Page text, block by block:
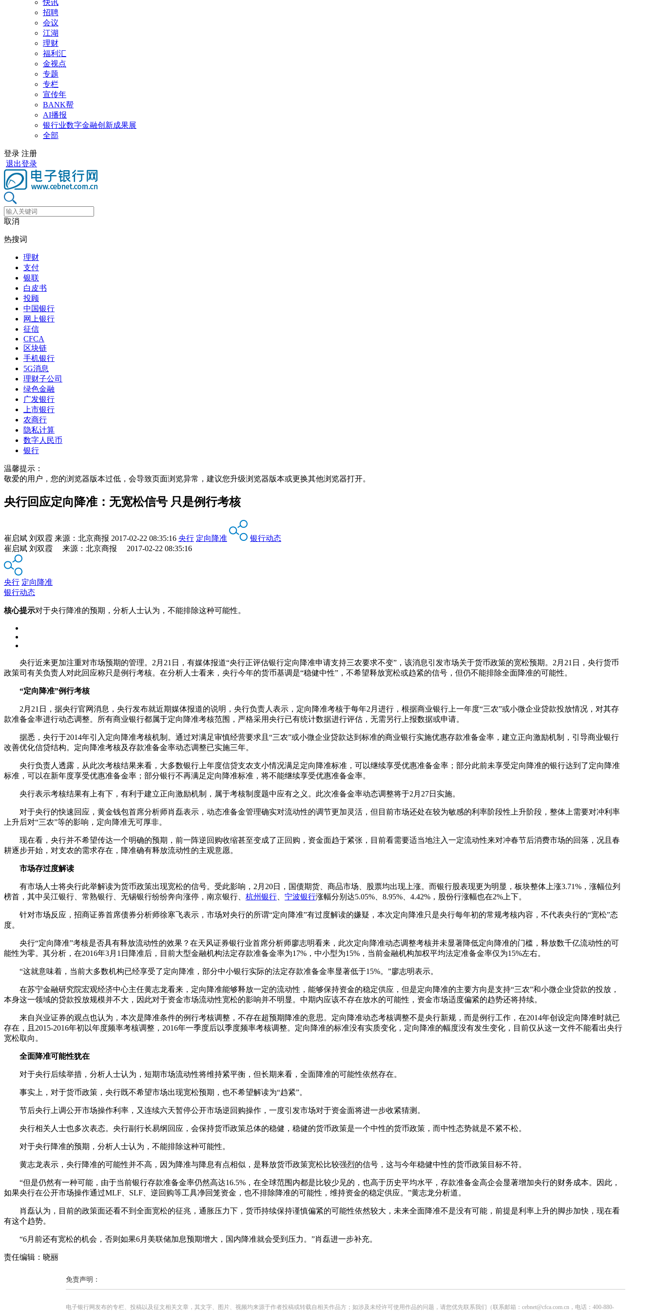
快讯
招聘
会议
江湖
理财
福利汇
金视点
专题
专栏
宣传年
BANK帮
AI播报
银行业数字金融创新成果展
全部
登录 注册
退出登录
取消
热搜词
理财
支付
银联
白皮书
投顾
中国银行
网上银行
征信
CFCA
区块链
手机银行
5G消息
理财子公司
绿色金融
广发银行
上市银行
农商行
隐私计算
数字人民币
银行
温馨提示：
敬爱的用户，您的浏览器版本过低，会导致页面浏览异常，建议您升级浏览器版本或更换其他浏览器打开。
央行回应定向降准：无宽松信号 只是例行考核
崔启斌 刘双霞 来源： 北京商报 2017-02-22 08:35:16 央行 定向降准
银行动态
崔启斌 刘双霞 来源：北京商报 2017-02-22 08:35:16
央行 定向降准
银行动态
核心提示对于央行降准的预期，分析人士认为，不能排除这种可能性。
央行近来更加注重对市场预期的管理。2月21日，有媒体报道“央行正评估银行定向降准申请支持三农要求不变”，该消息引发市场关于货币政策的宽松预期。2月21日，央行货币
政策司有关负责人对此回应称只是例行考核。在分析人士看来，央行今年的货币基调是“稳健中性”，不希望释放宽松或趋紧的信号，但仍不能排除全面降准的可能性。
“定向降准”例行考核
2月21日，据央行官网消息，央行发布就近期媒体报道的说明，央行负责人表示，定向降准考核于每年2月进行，根据商业银行上一年度“三农”或小微企业贷款投放情况，对其存
款准备金率进行动态调整。所有商业银行都属于定向降准考核范围，严格采用央行已有统计数据进行评估，无需另行上报数据或申请。
据悉，央行于2014年引入定向降准考核机制。通过对满足审慎经营要求且“三农”或小微企业贷款达到标准的商业银行实施优惠存款准备金率，建立正向激励机制，引导商业银行
改善优化信贷结构。定向降准考核及存款准备金率动态调整已实施三年。
央行负责人透露，从此次考核结果来看，大多数银行上年度信贷支农支小情况满足定向降准标准，可以继续享受优惠准备金率；部分此前未享受定向降准的银行达到了定向降准
标准，可以在新年度享受优惠准备金率；部分银行不再满足定向降准标准，将不能继续享受优惠准备金率。
央行表示考核结果有上有下，有利于建立正向激励机制，属于考核制度题中应有之义。此次准备金率动态调整将于2月27日实施。
对于央行的快速回应，黄金钱包首席分析师肖磊表示，动态准备金管理确实对流动性的调节更加灵活，但目前市场还处在较为敏感的利率阶段性上升阶段，整体上需要对冲利率
上升后对“三农”等的影响，定向降准无可厚非。
现在看，央行并不希望传达一个明确的预期，前一阵逆回购收缩甚至变成了正回购，资金面趋于紧张，目前看需要适当地注入一定流动性来对冲春节后消费市场的回落，况且春
耕逐步开始，对支农的需求存在，降准确有释放流动性的主观意愿。
市场存过度解读
有市场人士将央行此举解读为货币政策出现宽松的信号。受此影响，2月20日，国债期货、商品市场、股票均出现上涨。而银行股表现更为明显，板块整体上涨3.71%，涨幅位列
榜首，其中吴江银行、常熟银行、无锡银行纷纷奔向涨停，南京银行、 杭州银行 宁波银行涨幅分别达5.05%、8.95%、4.42%，股份行涨幅也在2%上下。
针对市场反应，招商证券首席债券分析师徐寒飞表示，市场对央行的所谓“定向降准”有过度解读的嫌疑，本次定向降准只是央行每年初的常规考核内容，不代表央行的“宽松”态
度。
央行“定向降准”考核是否具有释放流动性的效果？在天风证券银行业首席分析师廖志明看来，此次定向降准动态调整考核并未显著降低定向降准的门槛，释放数千亿流动性的可
能性为零。其分析，在2016年3月1日降准后，目前大型金融机构法定存款准备金率为17%，中小型为15%，当前金融机构加权平均法定准备金率仅为15%左右。
“这就意味着，当前大多数机构已经享受了定向降准，部分中小银行实际的法定存款准备金率显著低于15%。”廖志明表示。
在苏宁金融研究院宏观经济中心主任黄志龙看来，定向降准能够释放一定的流动性，能够保持资金的稳定供应，但是定向降准的主要方向是支持“三农”和小微企业贷款的投放，
本身这一领域的贷款投放规模并不大，因此对于资金市场流动性宽松的影响并不明显。中期内应该不存在放水的可能性，资金市场适度偏紧的趋势还将持续。
来自兴业证券的观点也认为，本次是降准条件的例行考核调整，不存在超预期降准的意思。定向降准动态考核调整不是央行新规，而是例行工作，在2014年创设定向降准时就已
存在，且2015-2016年初以年度频率考核调整，2016年一季度后以季度频率考核调整。定向降准的标准没有实质变化，定向降准的幅度没有发生变化，目前仅从这一文件不能看出央行
宽松取向。
全面降准可能性犹在
对于央行后续举措，分析人士认为，短期市场流动性将维持紧平衡，但长期来看，全面降准的可能性依然存在。
事实上，对于货币政策，央行既不希望市场出现宽松预期，也不希望解读为“趋紧”。
节后央行上调公开市场操作利率，又连续六天暂停公开市场逆回购操作，一度引发市场对于资金面将进一步收紧猜测。
央行相关人士也多次表态。央行副行长易纲回应，会保持货币政策总体的稳健，稳健的货币政策是一个中性的货币政策，而中性态势就是不紧不松。
对于央行降准的预期，分析人士认为，不能排除这种可能性。
黄志龙表示，央行降准的可能性并不高，因为降准与降息有点相似，是释放货币政策宽松比较强烈的信号，这与今年稳健中性的货币政策目标不符。
“但是仍然有一种可能，由于当前银行存款准备金率仍然高达16.5%，在全球范围内都是比较少见的，也高于历史平均水平，存款准备金高企会显著增加央行的财务成本。因此，
如果央行在公开市场操作通过MLF、SLF、逆回购等工具净回笼资金，也不排除降准的可能性，维持资金的稳定供应。”黄志龙分析道。
肖磊认为，目前的政策面还看不到全面宽松的征兆，通胀压力下，货币持续保持谨慎偏紧的可能性依然较大，未来全面降准不是没有可能，前提是利率上升的脚步加快，现在看
有这个趋势。
“6月前还有宽松的机会，否则如果6月美联储加息预期增大，国内降准就会受到压力。”肖磊进一步补充。
责任编辑：晓丽
免责声明：
电子银行网发布的专栏、投稿以及征文相关文章，其文字、图片、视频均来源于作者投稿或转载自相关作品方；如涉及未经许可使用作品的问题，请您优先联系我们（联系邮箱：cebnet@cfca.com.cn，电话：400-880-